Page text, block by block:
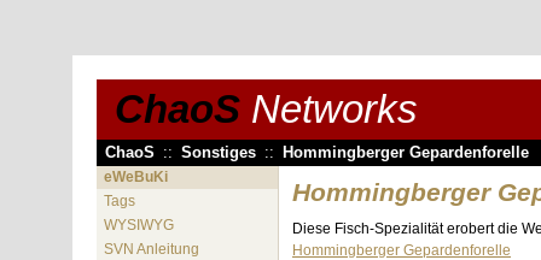
ChaoS Networks
ChaoS :: Sonstiges :: Hommingberger Gepardenforelle
eWeBuKi
Tags
WYSIWYG
SVN Anleitung
Hommingberger
Diese Fisch-Spezialität erobert die
Hommingberger Gepardenforelle